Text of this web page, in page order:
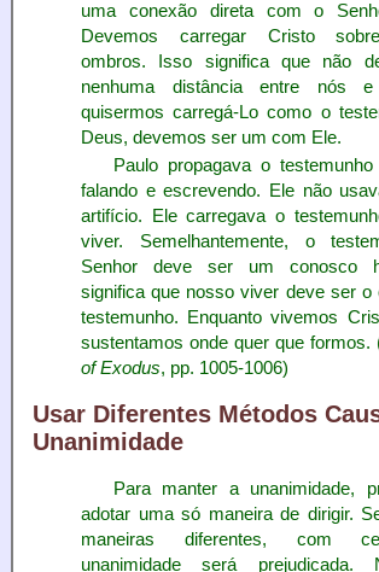
uma conexão direta com o
Devemos carregar Cristo
ombros. Isso significa que não
nenhuma distância entre nós
quisermos carregá-Lo como o
Deus, devemos ser um com Ele.
Paulo propagava o
falando e escrevendo. Ele não
artifício. Ele carregava o
viver. Semelhantemente, o
Senhor deve ser um conosco
significa que nosso viver deve ser o
testemunho. Enquanto vivemos
sustentamos onde quer que formos.
of Exodus, pp. 1005-1006)
Usar Diferentes Métodos
Unanimidade
Para manter a unanimidade,
adotar uma só maneira de dirigir.
maneiras diferentes, com
unanimidade será prejudicada.